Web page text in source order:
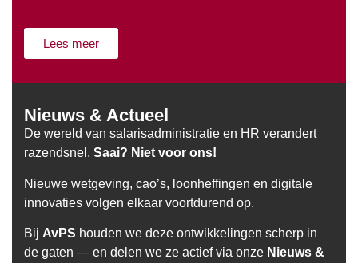
Lees meer
Nieuws & Actueel
De wereld van salarisadministratie en HR verandert
razendsnel. Saai? Niet voor ons!
Nieuwe wetgeving, cao’s, loonheffingen en digitale
innovaties volgen elkaar voortdurend op.
Bij AvPS houden we deze ontwikkelingen scherp in
de gaten — en delen we ze actief via onze Nieuws &